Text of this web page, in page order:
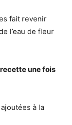
fait revenir
l’eau de fleur
une fois
à la